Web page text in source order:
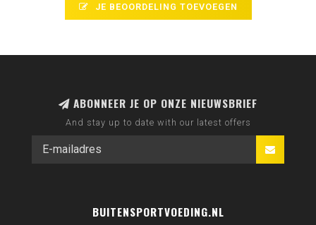
JE BEOORDELING TOEVOEGEN
ABONNEER JE OP ONZE NIEUWSBRIEF
And stay up to date with our latest offers
BUITENSPORTVOEDING.NL